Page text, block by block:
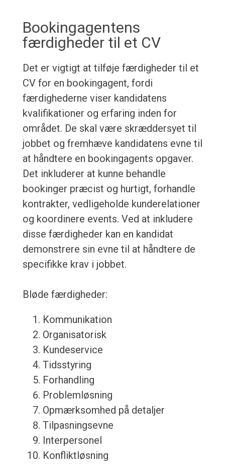
Bookingagentens
færdigheder til et CV
Det er vigtigt at tilføje færdigheder til et
CV for en bookingagent, fordi
færdighederne viser kandidatens
kvalifikationer og erfaring inden for
området. De skal være skræddersyet til
jobbet og fremhæve kandidatens evne til
at håndtere en bookingagents opgaver.
Det inkluderer at kunne behandle
bookinger præcist og hurtigt, forhandle
kontrakter, vedligeholde kunderelationer
og koordinere events. Ved at inkludere
disse færdigheder kan en kandidat
demonstrere sin evne til at håndtere de
specifikke krav i jobbet.
Bløde færdigheder:
Kommunikation
Organisatorisk
Kundeservice
Tidsstyring
Forhandling
Problemløsning
Opmærksomhed på detaljer
Tilpasningsevne
Interpersonel
Konfliktløsning